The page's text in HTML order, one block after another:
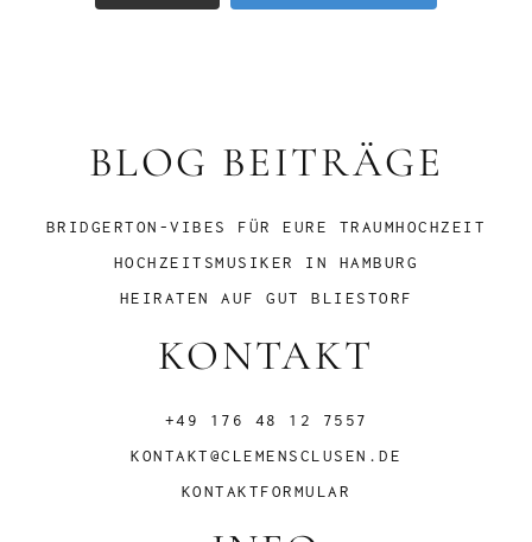
BLOG BEITRÄGE
BRIDGERTON-VIBES FÜR EURE TRAUMHOCHZEIT
HOCHZEITSMUSIKER IN HAMBURG
HEIRATEN AUF GUT BLIESTORF
KONTAKT
+49 176 48 12 7557
KONTAKT@CLEMENSCLUSEN.DE
KONTAKTFORMULAR